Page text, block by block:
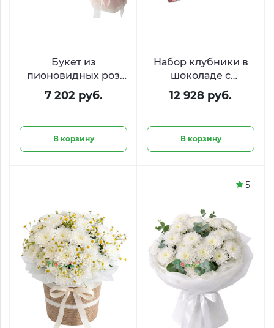
Букет из
пионовидных роз
«Персиковый
сорбет»
7 202 руб.
В корзину
Набор клубники в
шоколаде с
малиной и
пионовидными
королевы​»
12 928 руб.
В корзину
5